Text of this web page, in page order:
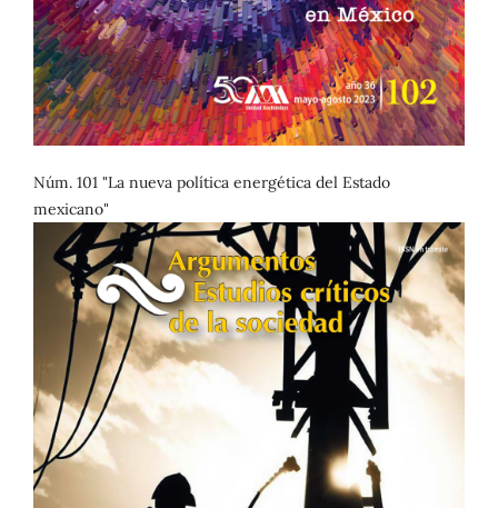
Núm. 101 "La nueva política energética del Estado
mexicano"